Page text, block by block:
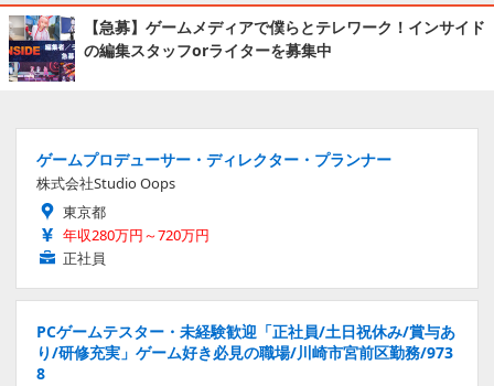
【急募】ゲームメディアで僕らとテレワーク！インサイド
の編集スタッフorライターを募集中
ゲームプロデューサー・ディレクター・プランナー
株式会社Studio Oops
東京都
年収280万円～720万円
正社員
PCゲームテスター・未経験歓迎「正社員/土日祝休み/賞与あ
り/研修充実」ゲーム好き必見の職場/川崎市宮前区勤務/973
8